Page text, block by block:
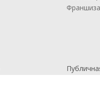
Франшиза